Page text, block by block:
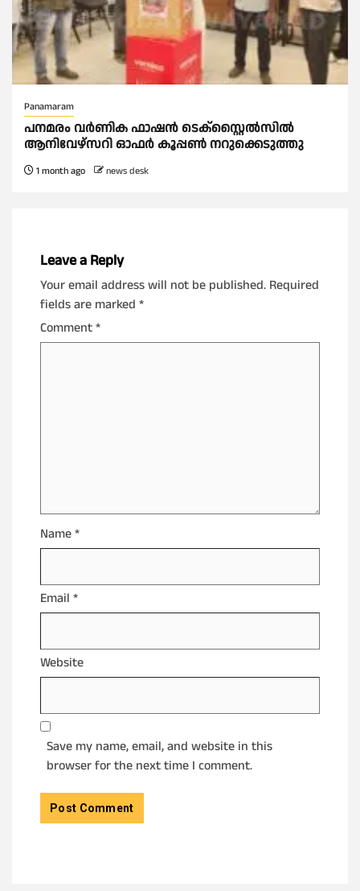
Panamaram
പനമരം വർണിക ഫാഷൻ ടെക്സ്റ്റൈൽസിൽ
ആനിവേഴ്‌സറി ഓഫർ കൂപ്പൺ നറുക്കെടുത്തു
1 month ago news desk
Leave a Reply
Your email address will not be published. Required
fields are marked *
Comment*
Name*
Email *
Website
Save my name, email, and website in this
browser for the next time I comment.